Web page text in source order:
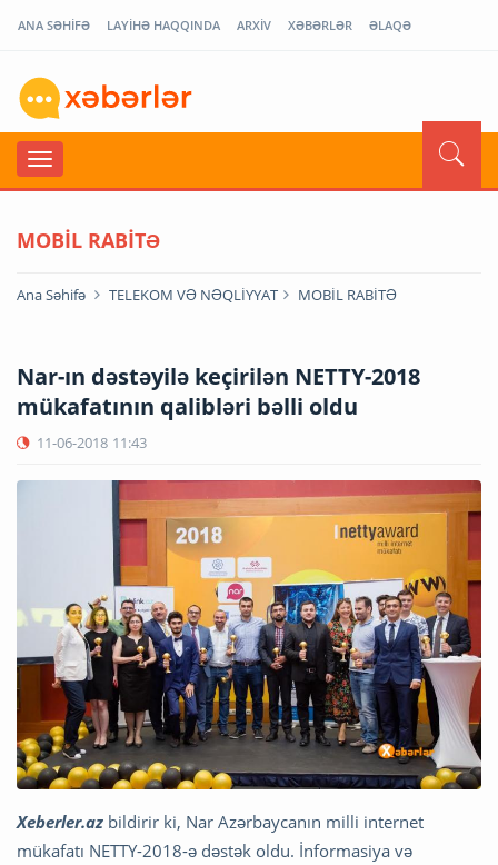
ANA SƏHİFƏ LAYİHƏ HAQQINDA ARXİV XƏBƏRLƏR ƏLAQƏ
MOBİL RABİTƏ
Ana Səhifə TELEKOM VƏ NƏQLİYYAT MOBİL RABİTƏ
Nar-ın dəstəyilə keçirilən NETTY-2018
mükafatının qalibləri bəlli oldu
11-06-2018 11:43
Xeberler.az bildirir ki, Nar Azərbaycanın milli internet
mükafatı NETTY-2018-ə dəstək oldu. İnformasiya və